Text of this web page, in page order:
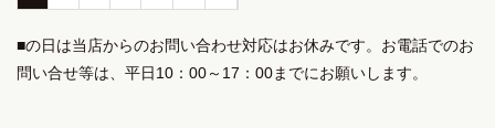
■の日は当店からのお問い合わせ対応はお休みです。お電話でのお
問い合せ等は、平日10：00～17：00までにお願いします。